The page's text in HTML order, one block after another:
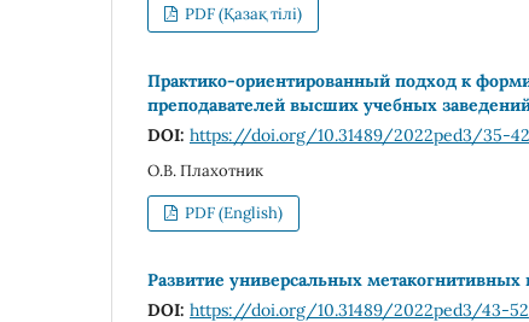
PDF (Қазақ тілі)
Практико-ориентированный подход к
преподавателей высших учебных
DOI: https://doi.org/10.31489/2022ped3/35-42
О.В. Плахотник
PDF (English)
Развитие универсальных метакогнитивных
DOI: https://doi.org/10.31489/2022ped3/43-52